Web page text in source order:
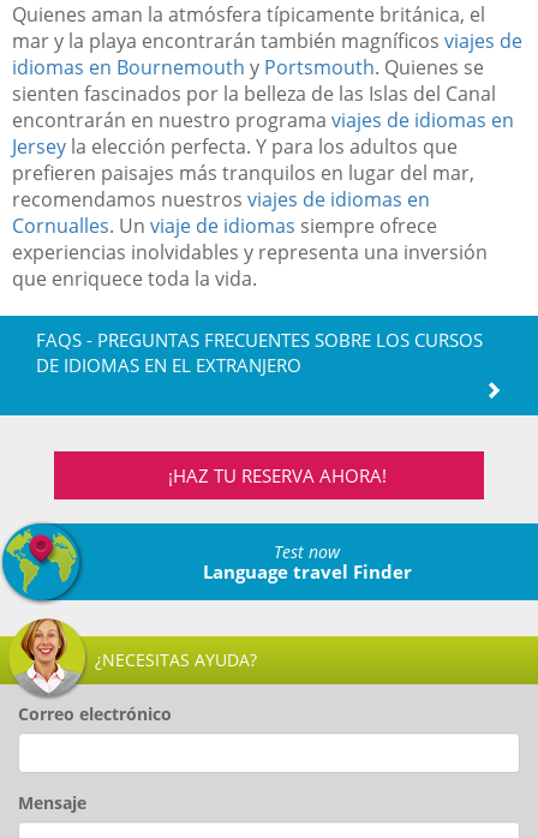
Quienes aman la atmósfera típicamente británica, el
mar y la playa encontrarán también magníficos viajes de
idiomas en Bournemouth y Portsmouth. Quienes se
sienten fascinados por la belleza de las Islas del Canal
encontrarán en nuestro programa viajes de idiomas en
Jersey la elección perfecta. Y para los adultos que
prefieren paisajes más tranquilos en lugar del mar,
recomendamos nuestros viajes de idiomas en
Cornualles. Un viaje de idiomas siempre ofrece
experiencias inolvidables y representa una inversión
que enriquece toda la vida.
FAQS - PREGUNTAS FRECUENTES SOBRE LOS CURSOS
DE IDIOMAS EN EL EXTRANJERO
¡HAZ TU RESERVA AHORA!
Test now
Language travel Finder
¿NECESITAS AYUDA?
Correo electrónico
Mensaje